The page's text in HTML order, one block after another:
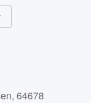
64678